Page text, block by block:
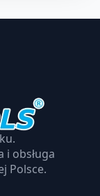
obsługa
Polsce.